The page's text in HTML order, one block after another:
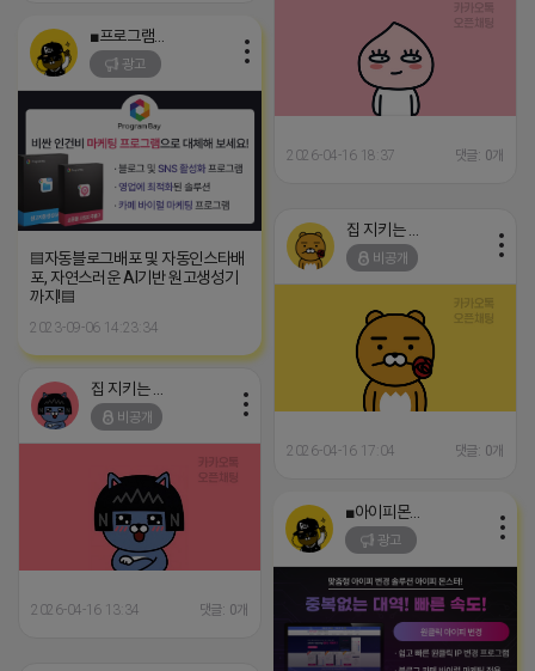
2026-04-16 18:37 댓글: 0개
광고
▤자동블로그배포 및 자동인스타배
포, 자연스러운 AI기반 원고생성기
까지!▤
2023-09-06 14:23:34
비공개
2026-04-16 17:04 댓글: 0개
비공개
2026-04-16 13:34 댓글: 0개
■아이피몬스터■
광고